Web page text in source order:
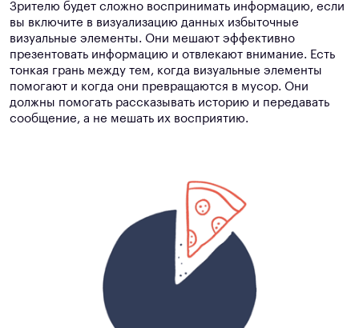
Зрителю будет сложно воспринимать информацию, если
вы включите в визуализацию данных избыточные
визуальные элементы. Они мешают эффективно
презентовать информацию и отвлекают внимание. Есть
тонкая грань между тем, когда визуальные элементы
помогают и когда они превращаются в мусор. Они
должны помогать рассказывать историю и передавать
сообщение, а не мешать их восприятию.